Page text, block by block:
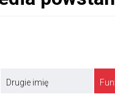
Drugie imię